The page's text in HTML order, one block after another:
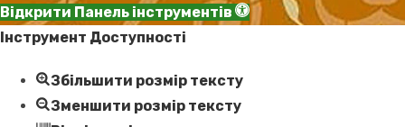
Відкрити Панель інструментів
Інструмент Доступності
Збільшити розмір тексту
Зменшити розмір тексту